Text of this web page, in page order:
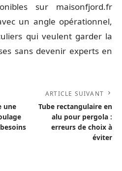
sur maisonfjord.fr
un angle opérationnel,
qui veulent garder la
sans devenir experts en
une
ARTICLE SUIVANT
Tube rectangulaire en
alu pour pergola :
erreurs de choix à
éviter